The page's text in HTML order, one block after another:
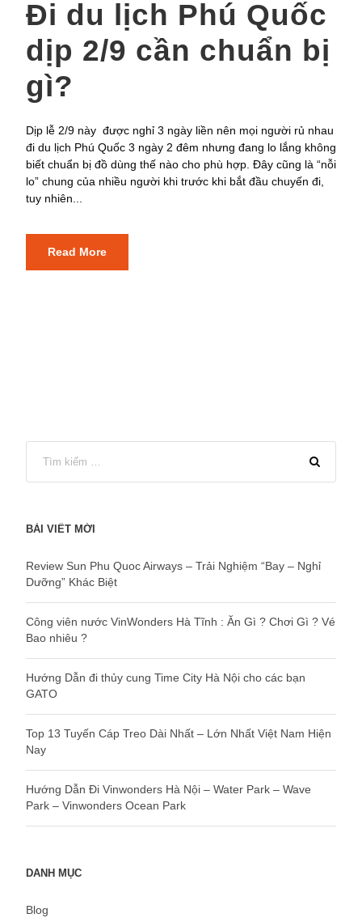
Đi du lịch Phú Quốc
dịp 2/9 cần chuẩn bị
gì?
Dịp lễ 2/9 này được nghỉ 3 ngày liền nên mọi người rủ nhau
đi du lịch Phú Quốc 3 ngày 2 đêm nhưng đang lo lắng không
biết chuẩn bị đồ dùng thế nào cho phù hợp. Đây cũng là “nỗi
lo” chung của nhiều người khi trước khi bắt đầu chuyến đi,
tuy nhiên...
Read More
BÀI VIẾT MỚI
Review Sun Phu Quoc Airways – Trải Nghiệm “Bay – Nghỉ
Dưỡng” Khác Biệt
Công viên nước VinWonders Hà Tĩnh : Ăn Gì ? Chơi Gì ? Vé
Bao nhiêu ?
Hướng Dẫn đi thủy cung Time City Hà Nội cho các bạn
GATO
Top 13 Tuyến Cáp Treo Dài Nhất – Lớn Nhất Việt Nam Hiện
Nay
Hướng Dẫn Đi Vinwonders Hà Nội – Water Park – Wave
Park – Vinwonders Ocean Park
DANH MỤC
Blog